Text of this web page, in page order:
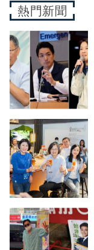
熱門新聞